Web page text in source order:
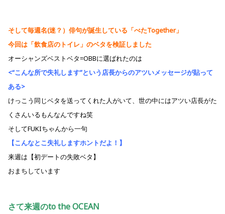
そして毎週名(迷？）俳句が誕生している「べたTogether」
今回は「飲食店のトイレ」のベタを検証しました
オーシャンズベストベタ=OBBに選ばれたのは
<“こんな所で失礼します”という店長からのアツいメッセージが貼って
ある>
けっこう同じベタを送ってくれた人がいて、世の中にはアツい店長がた
くさんいるもんなんですね笑
そしてFUKIちゃんから一句
【こんなとこ失礼しますホントだよ！】
来週は【初デートの失敗ベタ】
おまちしています
さて来週のto the OCEAN